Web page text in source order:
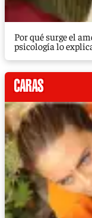
Por qué surge el
psicología lo